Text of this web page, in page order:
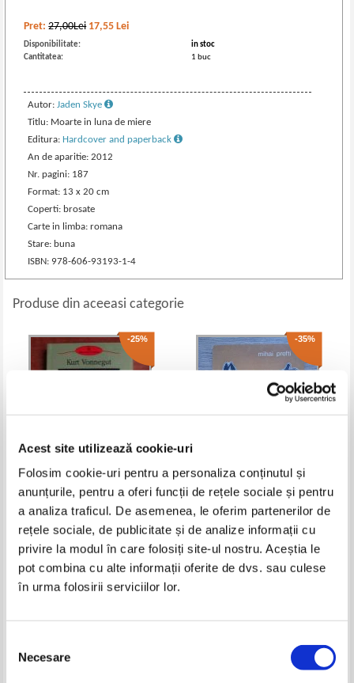
Acest site utilizează cookie-uri
Folosim cookie-uri pentru a personaliza conținutul și
anunțurile, pentru a oferi funcții de rețele sociale și pentru
a analiza traficul. De asemenea, le oferim partenerilor de
rețele sociale, de publicitate și de analize informații cu
privire la modul în care folosiți site-ul nostru. Aceștia le
pot combina cu alte informații oferite de dvs. sau culese
în urma folosirii serviciilor lor.
consimțământului
Necesare
Pret:27,00Lei 17,55 Lei
Disponibilitate:
in stoc
Cantitatea:
1 buc
Autor:Jaden Skye
Titlu: Moarte in luna de miere
Editura: Hardcover and paperback
An de aparitie: 2012
Nr. pagini: 187
Format: 13 x 20 cm
Coperti: brosate
Carte in limba: romana
Stare: buna
ISBN: 978-606-93193-1-4
Produse din aceeasi categorie
-25%
Kurt Vonnegut - Fii binecuvantat,
24,00Lei 18,00
Adaugă în coș
-35%
Mihai Prefti - Durut iho
Lei
Adaugă în coș